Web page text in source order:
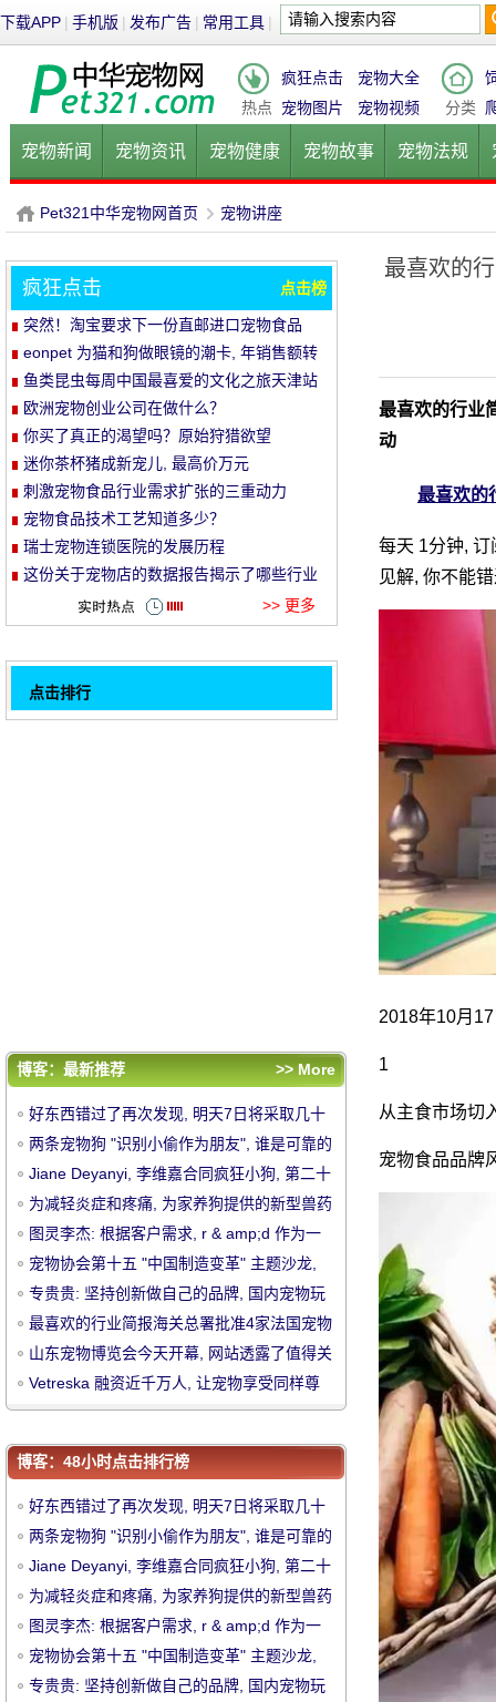
下载APP | 手机版 | 发布广告 | 常用工具 |
热点
疯狂点击
宠物大全
宠物图片
宠物视频 分类
宠物新闻 宠物资讯 宠物健康 宠物故事 宠物法规
健康饮食 宠物美容 宠物医院
P
et
中
华
宠
Pet321中华宠物网首页
›
宠物讲座
最喜欢的
最喜欢的行业
动
最喜欢的
每天 1分钟,
见解, 你不能
2018年10月
1
从主食市场切
宠物食品品牌
疯狂点击 点击榜
突然！淘宝要求下一份直邮进口宠物食品
eonpet 为猫和狗做眼镜的潮卡, 年销售额转
了10倍
鱼类昆虫每周中国最喜爱的文化之旅天津站
活动结束
欧洲宠物创业公司在做什么？
你买了真正的渴望吗？原始狩猎欲望
(orijen) 及其母公司最完整的分析
迷你茶杯猪成新宠儿, 最高价万元
刺激宠物食品行业需求扩张的三重动力
宠物食品技术工艺知道多少？
瑞士宠物连锁医院的发展历程
这份关于宠物店的数据报告揭示了哪些行业
>> 更多
点击排行
贵的服务
评论排行
十届亚洲宠物展闭幕 |24小时宠物信息
为减轻炎症和疼痛, 为家养狗提供的新型兽药
已得到农业部的批准。
图灵李杰: 根据客户需求, r & amp;d 作为一
名司机, 专注于宠物的诊断和治疗
宠物协会第十五 "中国制造变革" 主题沙龙,
注册开放
专贵贵: 坚持创新做自己的品牌, 国内宠物玩
具市场红
最喜欢的行业简报海关总署批准4家法国宠物
食品注册生产加工企业
山东宠物博览会今天开幕, 网站透露了值得关
注的展会信息
Vetreska 融资近千万人, 让宠物享受同样尊
博客：最新推荐 >> More
好东西错过了再次发现, 明天7日将采取几十
层球迷网红色漫步秀
两条宠物狗 "识别小偷作为朋友", 谁是可靠的
管家助理？
Jiane Deyanyi, 李维嘉合同疯狂小狗, 第二十
届亚洲宠物展闭幕 |24小时宠物信息
为减轻炎症和疼痛, 为家养狗提供的新型兽药
已得到农业部的批准。
图灵李杰: 根据客户需求, r & amp;d 作为一
名司机, 专注于宠物的诊断和治疗
宠物协会第十五 "中国制造变革" 主题沙龙,
注册开放
专贵贵: 坚持创新做自己的品牌, 国内宠物玩
具市场红
最喜欢的行业简报海关总署批准4家法国宠物
食品注册生产加工企业
山东宠物博览会今天开幕, 网站透露了值得关
注的展会信息
Vetreska 融资近千万人, 让宠物享受同样尊
贵的服务
博客：48小时点击排行榜
好东西错过了再次发现, 明天7日将采取几十
层球迷网红色漫步秀
两条宠物狗 "识别小偷作为朋友", 谁是可靠的
管家助理？
Jiane Deyanyi, 李维嘉合同疯狂小狗, 第二十
届亚洲宠物展闭幕 |24小时宠物信息
为减轻炎症和疼痛, 为家养狗提供的新型兽药
已得到农业部的批准。
图灵李杰: 根据客户需求, r & amp;d 作为一
名司机, 专注于宠物的诊断和治疗
宠物协会第十五 "中国制造变革" 主题沙龙,
注册开放
专贵贵: 坚持创新做自己的品牌, 国内宠物玩